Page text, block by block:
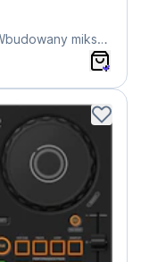
Profesjonalny kontroler DJ / Czarny / Wbudowany mikser / Kompatybilność z Serato DJ Pro